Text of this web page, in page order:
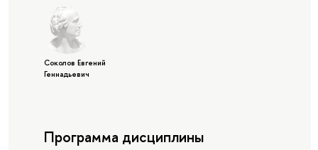
Соколов Евгений
Геннадьевич
Программа дисциплины